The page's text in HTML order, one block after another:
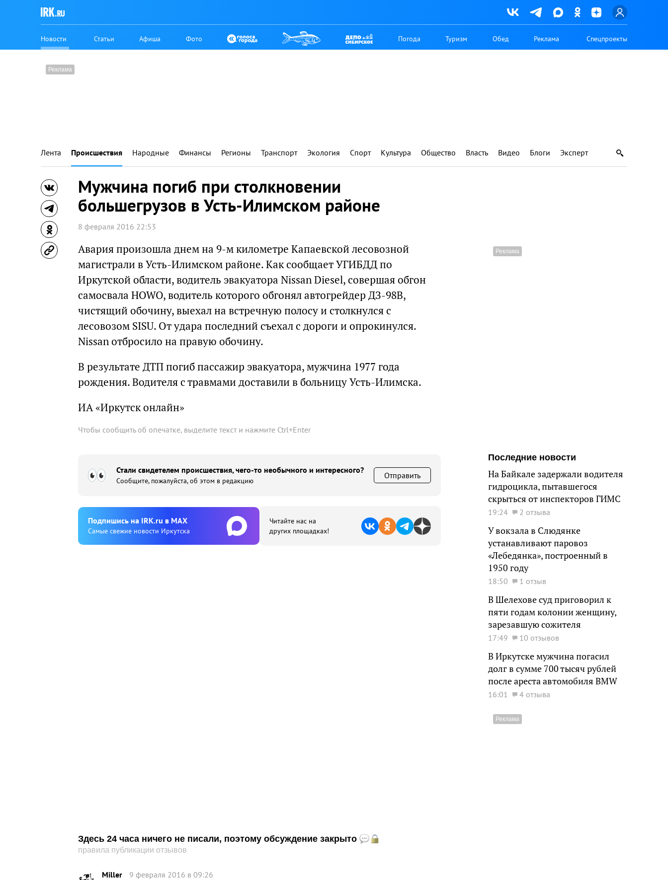
Новости Статьи Афиша Фото Погода Туризм Обед Реклама Спецпроекты
Лента Происшествия Народные Финансы Регионы Транспорт Экология Спорт Культура Общество Власть Видео Блоги Эксперт
Мужчина погиб при столкновении
большегрузов в Усть-Илимском районе
8 февраля 2016 22:53
Авария произошла днем на 9-м километре Капаевской лесовозной
магистрали в Усть-Илимском районе. Как сообщает УГИБДД по
Иркутской области, водитель эвакуатора Nissan Diesel, совершая обгон
самосвала HOWO, водитель которого обгонял автогрейдер ДЗ-98В,
чистящий обочину, выехал на встречную полосу и столкнулся с
лесовозом SISU. От удара последний съехал с дороги и опрокинулся.
Nissan отбросило на правую обочину.
В результате ДТП погиб пассажир эвакуатора, мужчина 1977 года
рождения. Водителя с травмами доставили в больницу Усть-Илимска.
ИА «Иркутск онлайн»
Чтобы сообщить об опечатке, выделите текст и нажмите Ctrl+Enter
Стали свидетелем происшествия, чего-то необычного и интересного?
Сообщите, пожалуйста, об этом в редакцию
Отправить
Подпишиcь на IRK.ru в MAX
Cамые свежие новости Иркутска
Читайте нас на
других площадках!
Здесь 24 часа ничего не писали, поэтому обсуждение закрыто
правила публикации отзывов
Miller 9 февраля 2016 в 09:26
Последние новости
На Байкале задержали водителя
гидроцикла, пытавшегося
скрыться от инспекторов ГИМС
19:24 2 отзыва
У вокзала в Слюдянке
устанавливают паровоз
«Лебедянка», построенный в
1950 году
18:50 1 отзыв
В Шелехове суд приговорил к
пяти годам колонии женщину,
зарезавшую сожителя
17:49 10 отзывов
В Иркутске мужчина погасил
долг в сумме 700 тысяч рублей
после ареста автомобиля BMW
16:01 4 отзыва